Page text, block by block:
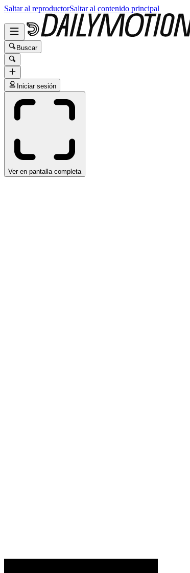
Saltar al reproductorSaltar al contenido principal
Buscar
Iniciar sesión
Ver en pantalla completa